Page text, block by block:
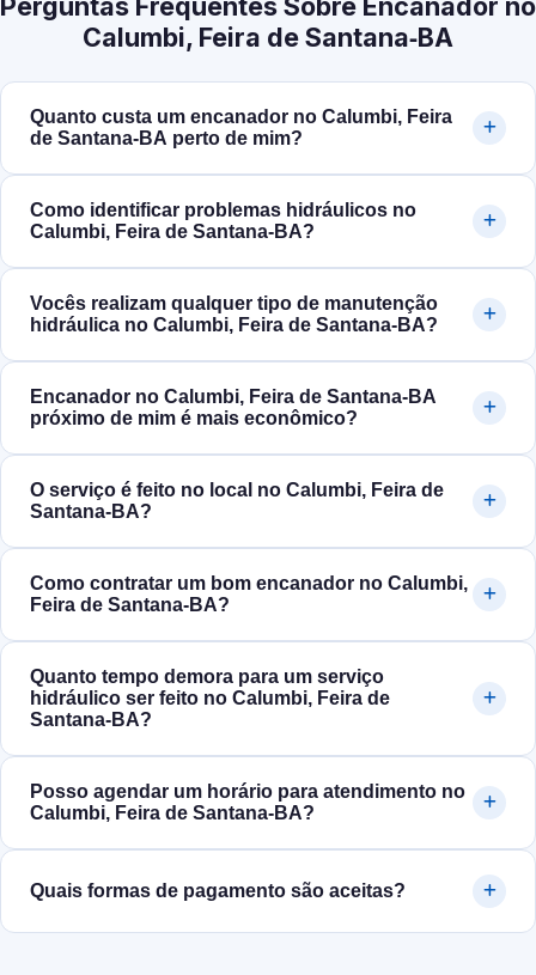
Calumbi, Feira de Santana‑BA
Quanto custa um encanador no Calumbi, Feira
de Santana‑BA perto de mim?
Como identificar problemas hidráulicos no
Calumbi, Feira de Santana‑BA?
Vocês realizam qualquer tipo de manutenção
hidráulica no Calumbi, Feira de Santana‑BA?
Encanador no Calumbi, Feira de Santana‑BA
próximo de mim é mais econômico?
O serviço é feito no local no Calumbi, Feira de
Santana‑BA?
Como contratar um bom encanador no Calumbi,
Feira de Santana‑BA?
Quanto tempo demora para um serviço
hidráulico ser feito no Calumbi, Feira de
Santana‑BA?
Posso agendar um horário para atendimento no
Calumbi, Feira de Santana‑BA?
Quais formas de pagamento são aceitas?